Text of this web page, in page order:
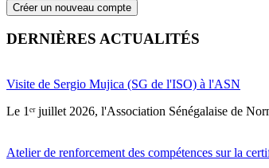
Créer un nouveau compte
DERNIÈRES ACTUALITÉS
Visite de Sergio Mujica (SG de l'ISO) à l'ASN
Le 1ᵉʳ juillet 2026, l'Association Sénégalaise de
Atelier de renforcement des compétences sur la